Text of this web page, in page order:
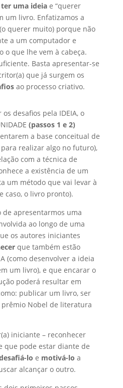
ter uma ideiae “querer
um livro. Enfatizamos a
querer muito) porque não
a um computador e
o que lhe vem à cabeça.
Basta apresentar-se
que já surgem os
ao processo criativo.
desafios pela IDEIA, o
(passos 1 e 2)
a base conceitual de
realizar algo no futuro),
com a técnica de
a existência de um
um método que vai levar à
caso, o livro pronto).
apresentarmos uma
ao longo de uma
os autores iniciantes
que também estão
(como desenvolver a ideia
um livro), e que encarar o
poderá resultar em
publicar um livro, ser
prêmio Nobel de literatura
iniciante – reconhecer
que pode estar diante de
lo e motivá-lo a
alcançar o outro.